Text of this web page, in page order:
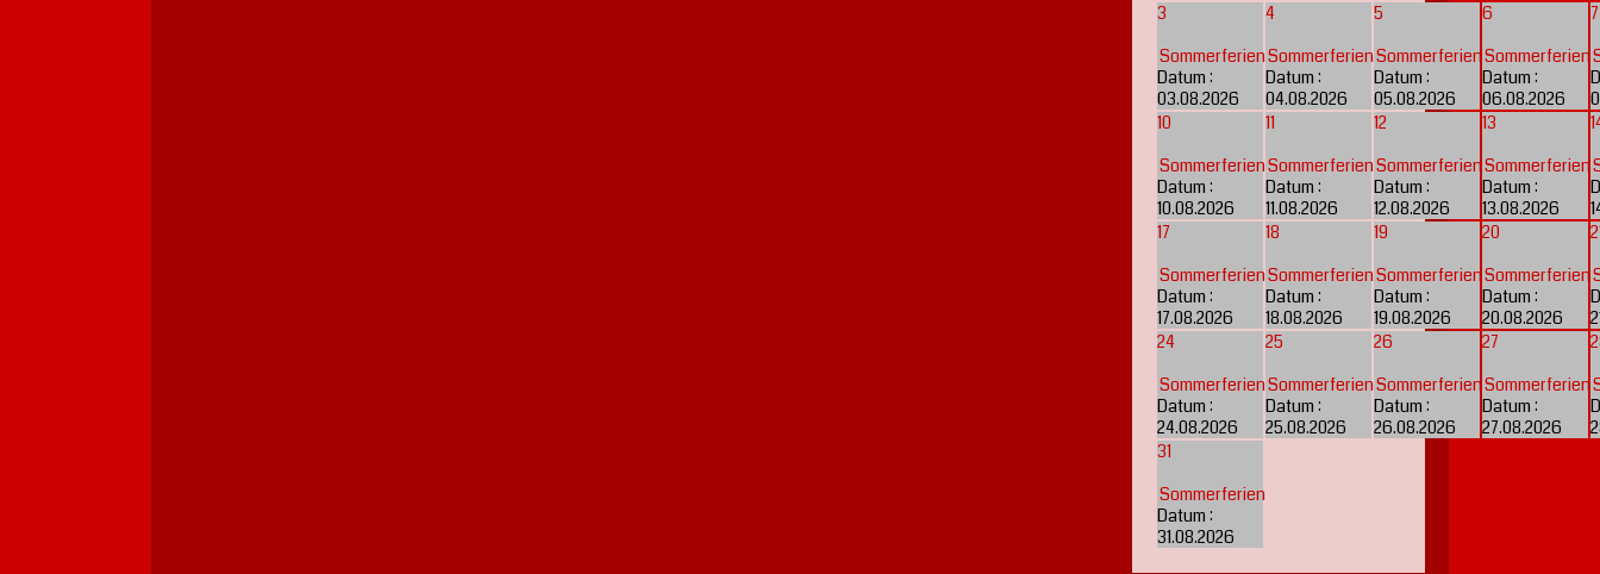
3
Sommerferien
Datum :
03.08.2026
4
Sommerferien
Datum :
04.08.2026
5
Sommerferien
Datum :
05.08.2026
6
Sommerferien
Datum :
06.08.2026
7
10
Sommerferien
Datum :
10.08.2026
11
Sommerferien
Datum :
11.08.2026
12
Sommerferien
Datum :
12.08.2026
13
Sommerferien
Datum :
13.08.2026
17
Sommerferien
Datum :
17.08.2026
18
Sommerferien
Datum :
18.08.2026
19
Sommerferien
Datum :
19.08.2026
20
Sommerferien
Datum :
20.08.2026
24
Sommerferien
Datum :
24.08.2026
25
Sommerferien
Datum :
25.08.2026
26
Sommerferien
Datum :
26.08.2026
27
Sommerferien
Datum :
27.08.2026
31
Sommerferien
Datum :
31.08.2026